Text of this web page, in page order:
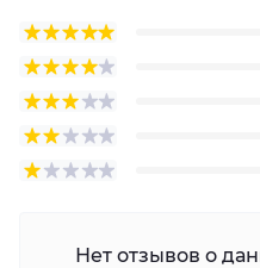
Нет отзывов о